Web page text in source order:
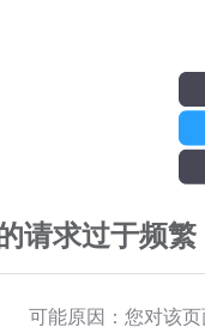
请求过于频
可能原因：您对该